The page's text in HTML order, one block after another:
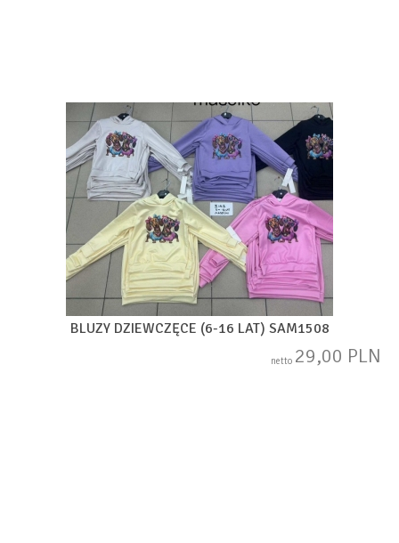
BLUZY DZIEWCZĘCE (6-16 LAT) SAM1508
netto 29,00 PLN